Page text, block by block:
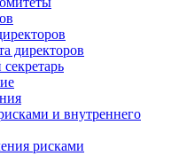
директоров
и внутреннего
рисками